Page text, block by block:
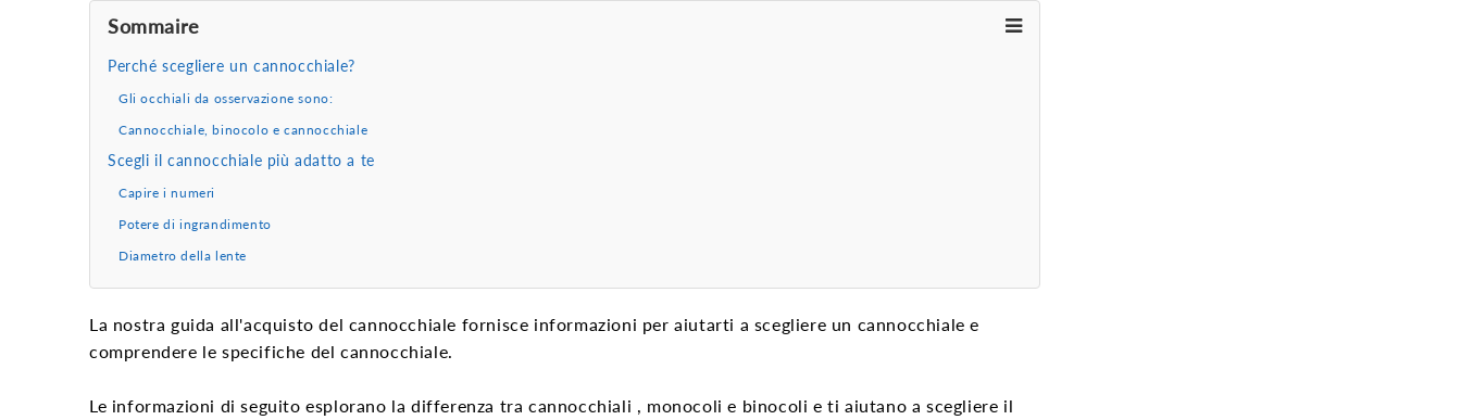
Sommaire
Perché scegliere un cannocchiale?
Gli occhiali da osservazione sono:
Cannocchiale, binocolo e cannocchiale
Scegli il cannocchiale più adatto a te
Capire i numeri
Potere di ingrandimento
Diametro della lente
La nostra guida all'acquisto del cannocchiale fornisce informazioni per aiutarti a scegliere un cannocchiale e
comprendere le specifiche del cannocchiale.
Le informazioni di seguito esplorano la differenza tracannocchiali , monocoli e binocoli e ti aiutano a scegliere il